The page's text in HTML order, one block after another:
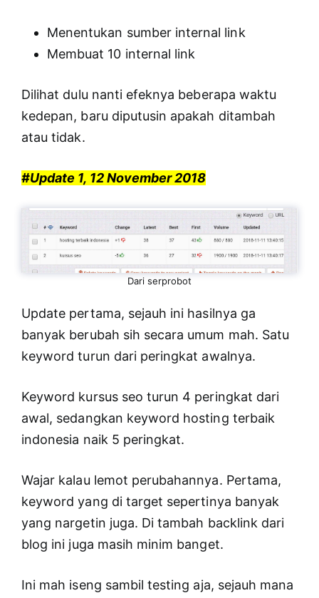
Menentukan sumber internal link
Membuat 10 internal link
Dilihat dulu nanti efeknya beberapa waktu
kedepan, baru diputusin apakah ditambah
atau tidak.
#Update 1, 12 November 2018
Dari serprobot
Update pertama, sejauh ini hasilnya ga
banyak berubah sih secara umum mah. Satu
keyword turun dari peringkat awalnya.
Keyword kursus seo turun 4 peringkat dari
awal, sedangkan keyword hosting terbaik
indonesia naik 5 peringkat.
Wajar kalau lemot perubahannya. Pertama,
keyword yang di target sepertinya banyak
yang nargetin juga. Di tambah backlink dari
blog ini juga masih minim banget.
Ini mah iseng sambil testing aja, sejauh mana